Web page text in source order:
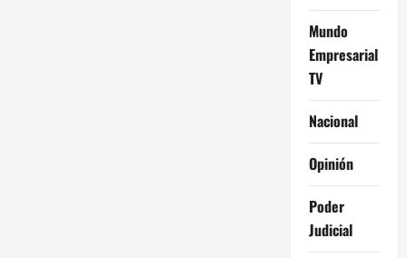
Mundo
Empresarial
TV
Nacional
Opinión
Poder
Judicial